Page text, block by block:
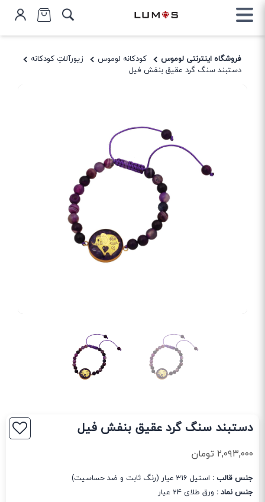
فروشگاه اینترنتی لوموس کودکانه لوموس
زیورآلاتِ کودکانه
دستبند سنگ گرد عقیق بنفش فیل
دستبند سنگ گرد عقیق بنفش فیل
۲,۰۹۳,۰۰۰تومان
جنس قالب : استیل 316 عیار (رنگ ثابت و ضد حساسیت)
جنس نماد : ورق طلای 24 عیار